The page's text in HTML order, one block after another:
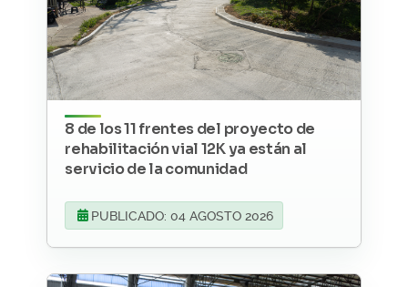
8 de los 11 frentes del proyecto de
rehabilitación vial 12K ya están al
servicio de la comunidad
PUBLICADO: 04 AGOSTO 2026